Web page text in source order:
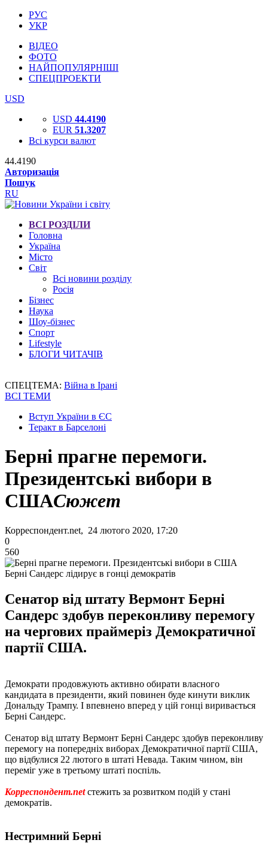
РУС
УКР
ВІДЕО
ФОТО
НАЙПОПУЛЯРНІШІ
СПЕЦПРОЕКТИ
USD
USD 44.4190
EUR 51.3207
Всі курси валют
44.4190
Авторизація
Пошук
RU
ВСІ РОЗДІЛИ
Головна
Україна
Місто
Світ
Всі новини розділу
Росія
Бізнес
Наука
Шоу-бізнес
Спорт
Lifestyle
БЛОГИ ЧИТАЧІВ
СПЕЦТЕМА: Війна в Ірані
ВСІ ТЕМИ
Вступ України в ЄС
Теракт в Барселоні
Берні прагне перемоги.
Президентські вибори в
СШАСюжет
Корреспондент.net, 24 лютого 2020, 17:20
0
560
Берні Сандерс лідирує в гонці демократів
Сенатор від штату Вермонт Берні
Сандерс здобув переконливу перемогу
на чергових праймеріз Демократичної
партії США.
Демократи продовжують активно обирати власного
кандидата в президенти, який повинен буде кинути виклик
Дональду Трампу. І впевнено вперед у цій гонці виривається
Берні Сандерс.
Сенатор від штату Вермонт Берні Сандерс здобув переконливу
перемогу на попередніх виборах Демократичної партії США,
що відбулися 22 лютого в штаті Невада. Таким чином, він
переміг уже в третьому штаті поспіль.
Корреспондент.netстежить за розвитком подій у стані
демократів.
Нестримний Берні